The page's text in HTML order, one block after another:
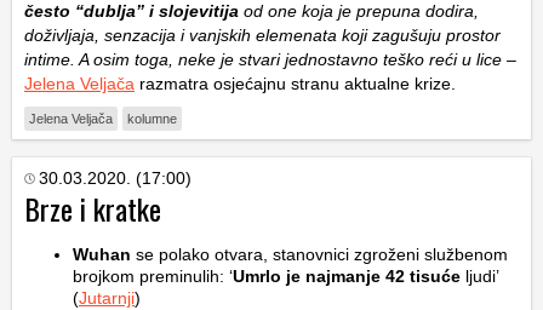
često “dublja” i slojevitija od one koja je prepuna dodira,
doživljaja, senzacija i vanjskih elemenata koji zagušuju prostor
intime. A osim toga, neke je stvari jednostavno teško reći u lice –
Jelena Veljača razmatra osjećajnu stranu aktualne krize.
Jelena Veljača kolumne
30.03.2020. (17:00)
Brze i kratke
Wuhan se polako otvara, stanovnici zgroženi službenom
brojkom preminulih: ‘Umrlo je najmanje 42 tisuće ljudi’
(Jutarnji)